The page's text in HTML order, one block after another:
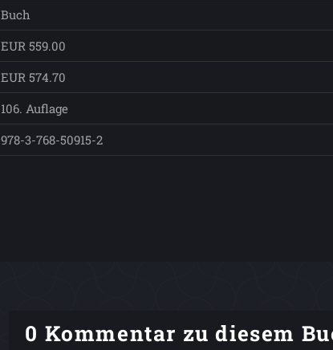
Buch
EUR 559.00
EUR 574.70
106. Auflage
978-3-768-50915-2
0 Kommentar zu diesem